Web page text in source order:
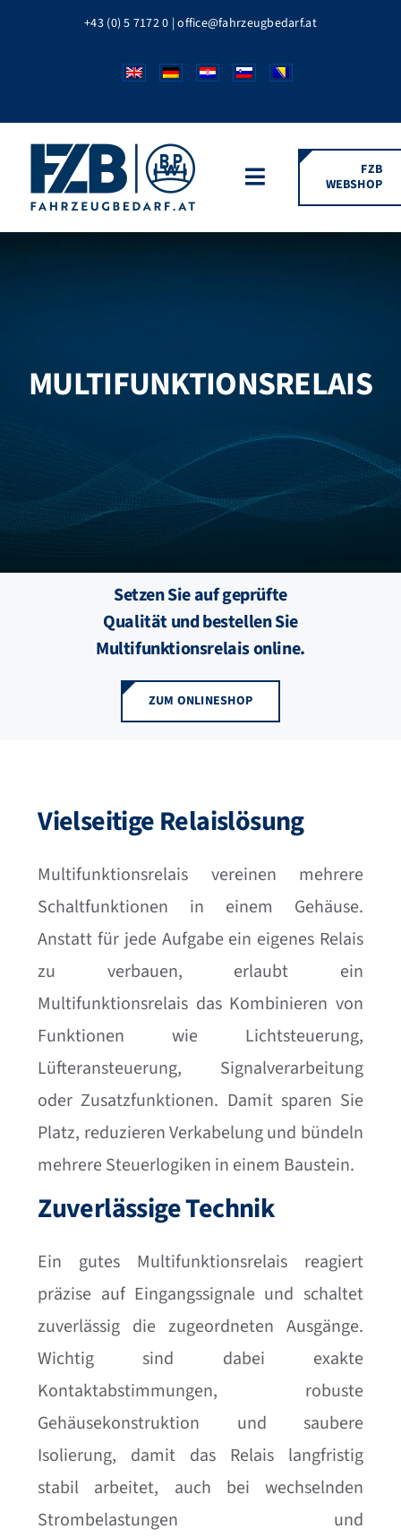
+43 (0) 5 7172 0 |office@fahrzeugbedarf.at
Toggle
Navigation
BPW MARKEN
STANDORTE
FZB
WEBSHOP
MULTIFUNKTIONSRELAIS
Setzen Sie auf geprüfte
Qualität und bestellen Sie
Multifunktionsrelais online.
ZUM ONLINESHOP
Vielseitige Relaislösung
Multifunktionsrelais vereinen mehrere
Schaltfunktionen in einem Gehäuse.
Anstatt für jede Aufgabe ein eigenes Relais
zu verbauen, erlaubt ein
Multifunktionsrelais das Kombinieren von
Funktionen wie Lichtsteuerung,
Lüfteransteuerung, Signalverarbeitung
oder Zusatzfunktionen. Damit sparen Sie
Platz, reduzieren Verkabelung und bündeln
mehrere Steuerlogiken in einem Baustein.
Zuverlässige Technik
Ein gutes Multifunktionsrelais reagiert
präzise auf Eingangssignale und schaltet
zuverlässig die zugeordneten Ausgänge.
Wichtig sind dabei exakte
Kontaktabstimmungen, robuste
Gehäusekonstruktion und saubere
Isolierung, damit das Relais langfristig
stabil arbeitet, auch bei wechselnden
Strombelastungen und